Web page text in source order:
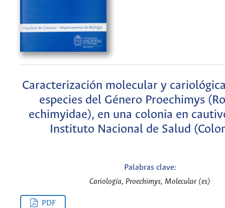
Caracterización molecular y
especies del Género Proechimys
echimyidae), en una colonia en
Instituto Nacional de Salud
Palabras clave:
Cariología, Proechimys, Molecular (es)
PDF